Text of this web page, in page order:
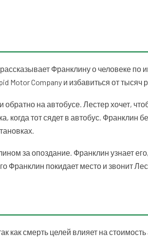
рассказывает Франклину о человеке по
Motor Company и избавиться от тысяч
на автобусе. Лестер хочет,
тот сядет в автобус. Франклин
за опоздание. Франклин узнает
Франклин покидает место и звонит
как смерть целей влияет на стоимость